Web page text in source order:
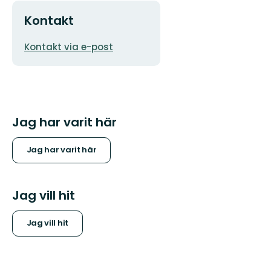
Kontakt
E-
Kontakt via e-post
Jag har varit här
Jag har varit här
Jag vill hit
Jag vill hit